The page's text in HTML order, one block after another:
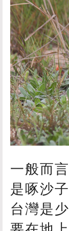
一般而
是啄沙
台灣是